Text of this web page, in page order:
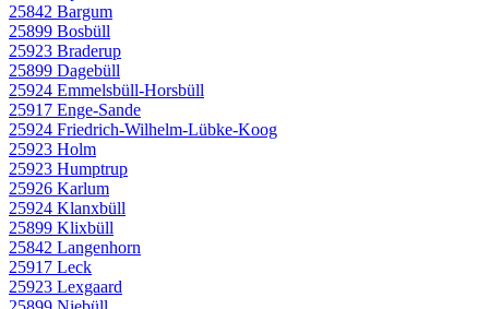
25842 Bargum
25899 Bosbüll
25923 Braderup
25899 Dagebüll
25924 Emmelsbüll-Horsbüll
25917 Enge-Sande
25924 Friedrich-Wilhelm-Lübke-Koog
25923 Holm
25923 Humptrup
25926 Karlum
25924 Klanxbüll
25899 Klixbüll
25842 Langenhorn
25917 Leck
25923 Lexgaard